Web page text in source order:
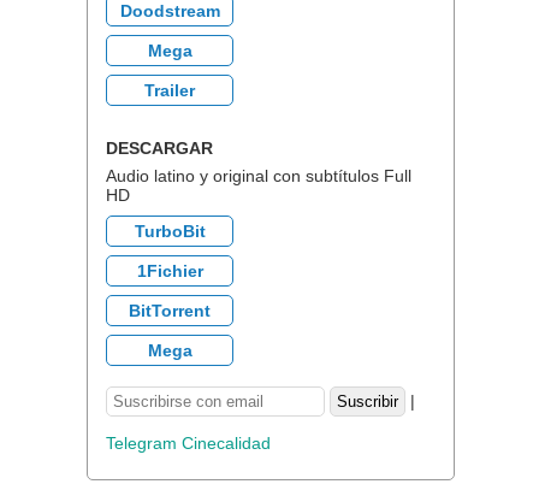
Doodstream
Mega
Trailer
DESCARGAR
Audio latino y original con subtítulos Full
HD
TurboBit
1Fichier
BitTorrent
Mega
|
Telegram Cinecalidad